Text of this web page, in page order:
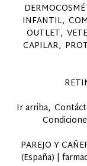
INFANTIL
OUTLET
CAPILAR
Ir arriba
PAREJO Y
(España) |